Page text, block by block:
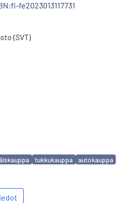
fe2023013117731
(SVT)
tukkukauppa autokauppa